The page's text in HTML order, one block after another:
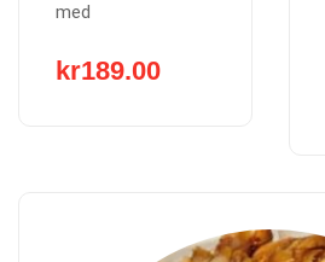
med
kr189.00